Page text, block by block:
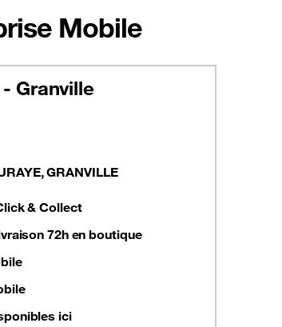
Mobile
Granville
GRANVILLE
& Collect
72h en boutique
ici